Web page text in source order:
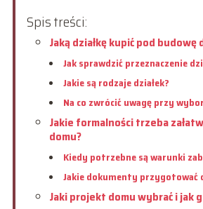
Spis treści:
Jaką działkę kupić pod budowę
Jak sprawdzić przeznaczenie
Jakie są rodzaje działek?
Na co zwrócić uwagę przy
Jakie formalności trzeba
domu?
Kiedy potrzebne są warunki
Jakie dokumenty przygotować
Jaki projekt domu wybrać i jak